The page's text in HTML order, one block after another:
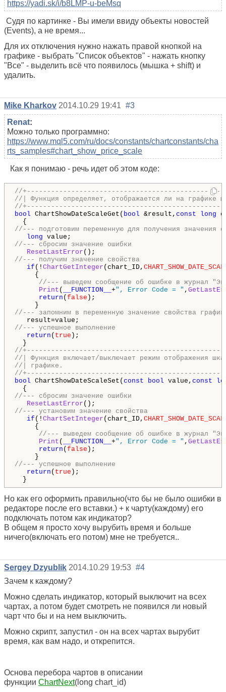
https://yadi.sk/i/b8LMP-u-beMsq
Судя по картинке - Вы имели ввиду объекты новостей
(Events), а не время...
Для их отключения нужно нажать правой кнопкой на
графике - выбрать "Список объектов" - нажать кнопку
"Все" - выделить всё что появилось (мышка + shift) и
удалить.
Mike Kharkov 2014.10.29 19:41 #3
Renat:
Можно только программно:
https://www.mql5.com/ru/docs/constants/chartconstants/cha
rts_samples#chart_show_price_scale
Как я понимаю - речь идет об этом коде:
//
//| Функция определяет, отображается ли на графике
//
bool ChartShowDateScaleGet( bool &result, const long
//--- подготовим переменную для получения значения
long
//--- сбросим значение ошибки
ResetLastError
//--- получим значение свойства
if (! ChartGetInteger (chart_ID,
{
//--- выведем сообщение об ошибке в журнал
Print ( __FUNCTION__ +", Error Code = " ,
return ( false );
//--- запомним в переменную значение свойства
//--- успешное выполнение
return ( true );
//
//| Функция включает/выключает режим отображения
//| графике.
//
bool ChartShowDateScaleSet( const bool value, const
//--- сбросим значение ошибки
ResetLastError
//--- установим значение свойства
if (! ChartSetInteger (chart_ID,
{
//--- выведем сообщение об ошибке в журнал
Print ( __FUNCTION__ +", Error Code = " ,
return ( false );
//--- успешное выполнение
return ( true );
}
Но как его оформить правильно(что бы не было ошибки в
редакторе после его вставки.) + к чарту(каждому) его
подключать потом как индикатор?
В общем я просто хочу вырубить время и больше
ничего(включать его потом) мне не требуется..
Sergey Dzyublik 2014.10.29 19:53 #4
Зачем к каждому?
Можно сделать индикатор, который выключит на всех
чартах, а потом будет смотреть не появился ли новый
чарт что бы и на нем выключить.
Можно скрипт, запустил - он на всех чартах вырубит
время, как вам надо, и открепится.
Основа перебора чартов в описании
функции ChartNext(long chart_id)